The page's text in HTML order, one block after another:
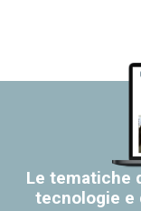
Le tematiche
tecnologie e